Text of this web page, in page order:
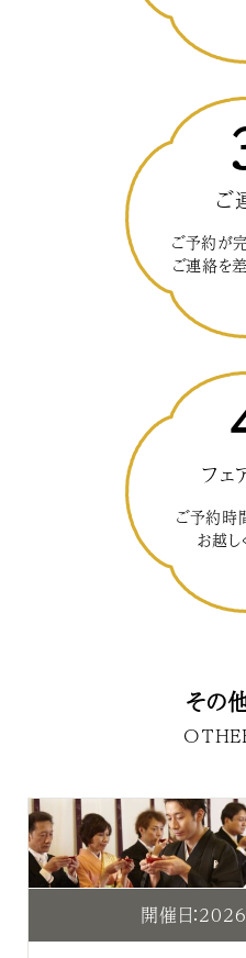
ご
ご予約が
ご連絡を
フェ
ご予約時
お越し
その
開催日：